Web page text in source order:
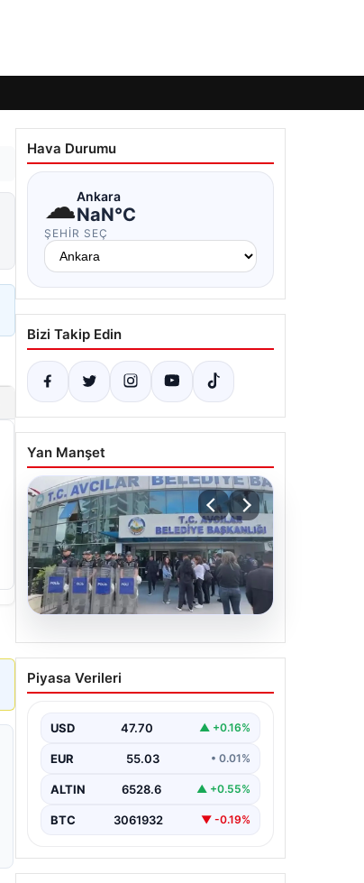
Hava Durumu
☁Ankara
NaN°C
ŞEHIR SEÇ
Bizi Takip Edin
Yan Manşet
Avcılar Belediyesi’ne
operasyon. 12 şüpheli
Piyasa Verileri
USD 47.70 ▲ +0.16%
EUR 55.03 • 0.01%
ALTIN 6528.6 ▲ +0.55%
BTC 3061932 ▼ -0.19%